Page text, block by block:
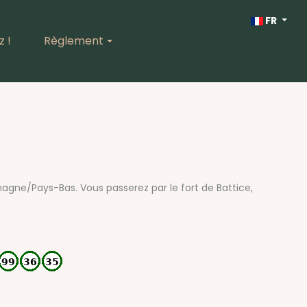
! Règlement
FR
Pays-Bas. Vous passerez par le fort de Battice,